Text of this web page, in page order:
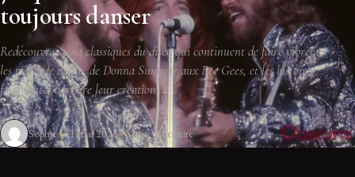
toujours danser
Redécouvrez cinq classiques du disco qui continuent de faire vibrer
les pistes de danse, de Donna Summer aux Bee Gees, et les histoires
fascinantes derrière leur création.
Sophie 31 mai 2026 5 min de lecture